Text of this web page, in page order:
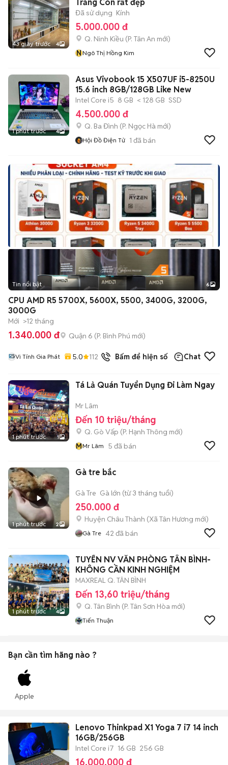
43 giây trước 4
Trắng Còn rất đẹp
Đã sử dụng Kính
5.000.000 đ
Q. Ninh Kiều (P. Tân An mới)
NNgô Thị Hồng Kim
1 phút trước 4
Asus Vivobook 15 X507UF i5-8250U
15.6 inch 8GB/128GB Like New
Intel Core i5 8 GB < 128 GB SSD
4.500.000 đ
Q. Ba Đình (P. Ngọc Hà mới)
Hội Đồ Điện Tử 1 đã bán
+2
Tin nổi bật 6
CPU AMD R5 5700X, 5600X, 5500, 3400G, 3200G,
3000G
Mới >12 tháng
1.340.000 đ Quận 6 (P. Bình Phú mới)
Vi Tính Gia Phát 5.0 112 đã bánBấm để hiện số Chat
1 phút trước 1
Tá Lả Quán Tuyển Dụng Đi Làm Ngay
Mr Lâm
Đến 10 triệu/tháng
Q. Gò Vấp (P. Hạnh Thông mới)
MMr Lâm 5 đã bán
1 phút trước 2
Gà tre bắc
Gà Tre Gà lớn (từ 3 tháng tuổi)
250.000 đ
Huyện Châu Thành (Xã Tân Hương mới)
Gà Tre 42 đã bán
1 phút trước 4
TUYỂN NV VĂN PHÒNG TÂN BÌNH-
KHÔNG CẦN KINH NGHIỆM
MAXREAL Q. TÂN BÌNH
Đến 13,60 triệu/tháng
Q. Tân Bình (P. Tân Sơn Hòa mới)
Tiến Thuận
Bạn cần tìm hãng nào ?
Apple
Lenovo Thinkpad X1 Yoga 7 i7 14 inch
16GB/256GB
Intel Core i7 16 GB 256 GB
16.000.000 đ